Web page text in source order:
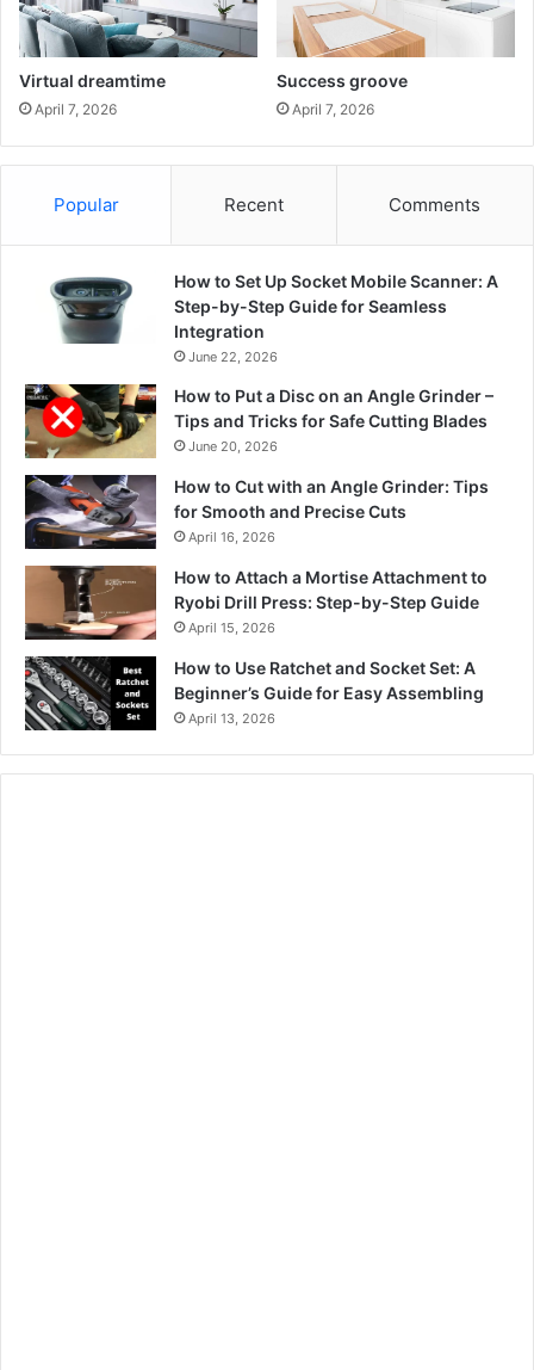
Virtual dreamtime
April 7, 2026
Success groove
April 7, 2026
Popular Recent Comments
How to Set Up Socket Mobile Scanner: A
Step-by-Step Guide for Seamless
Integration
June 22, 2026
How to Put a Disc on an Angle Grinder –
Tips and Tricks for Safe Cutting Blades
June 20, 2026
How to Cut with an Angle Grinder: Tips
for Smooth and Precise Cuts
April 16, 2026
How to Attach a Mortise Attachment to
Ryobi Drill Press: Step-by-Step Guide
April 15, 2026
How to Use Ratchet and Socket Set: A
Beginner’s Guide for Easy Assembling
April 13, 2026